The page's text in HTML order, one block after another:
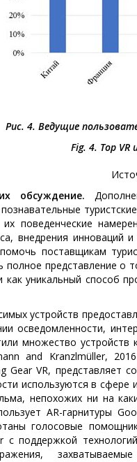
Рис. 4. Ведущие
Fig. 4. Top VR
обсуждение.
поведенческие
внедрения инноваций
поставщикам
полное представление о
уникальный способ
устройств
осведомленности,
множество
and Kranzlmüller,
Gear VR,
используются в сфере
непохожих ни на
AR-гарнитуры
голосовые
с поддержкой